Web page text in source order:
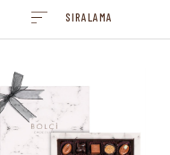
SIRALAMA